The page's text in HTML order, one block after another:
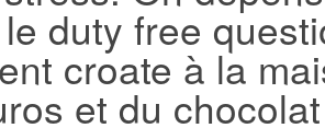
duty free
croate à la
et du